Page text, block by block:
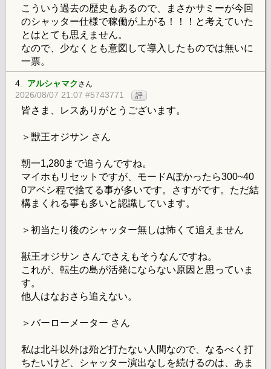
こういう過去の歴史もあるので、まさかサミーが今回
のシャッター仕様で稼働が上がる！！！と考えていた
とはとても思えません。
なので、少なくとも意図して導入したものでは無いに
一票。
4. アルシャマク さん
2026/08/07 21:07 #5743771 評
皆さま、レスありがとうございます。
＞獣王オジサン さん
朝一1,280まで追うんですね。
マイホもリセットですが、モードAぽかったら300~40
0アベシ程で捨てる事が多いです。さすがです。ただ結
構まくれる事も多いと認識しています。
＞初当たり後のシャッター無しは怖くて追えません
獣王オジサン さんでさえもそうなんですね。
これが、転生の島が活発にならない原因と思っていま
す。
他人はなおさら追えない。
＞バーローメーター さん
私は北斗以外は殆ど打たない人間なので、なるべく打
ちたいけど、シャッター演出なしを続けるのは、あま